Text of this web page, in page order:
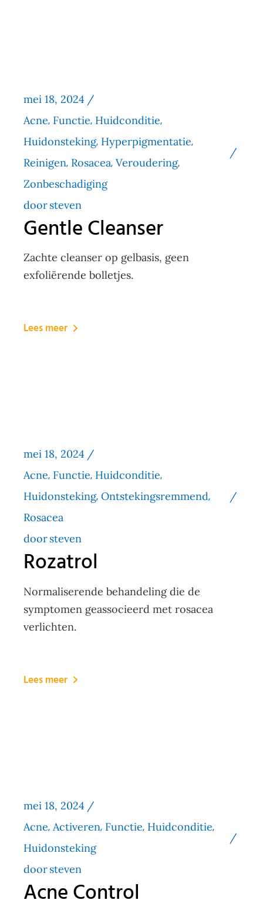
mei 18, 2024
Acne Functie Huidconditie
Huidonsteking Hyperpigmentatie
Reinigen Rosacea Veroudering
Zonbeschadiging
doorsteven
Gentle Cleanser
Zachte cleanser op gelbasis, geen
exfoliërende bolletjes.
Lees meer
mei 18, 2024
Acne Functie Huidconditie
Huidonsteking Ontstekingsremmend
Rosacea
doorsteven
Rozatrol
Normaliserende behandeling die de
symptomen geassocieerd met rosacea
verlichten.
Lees meer
mei 18, 2024
Acne Activeren Functie Huidconditie
Huidonsteking
doorsteven
Acne Control